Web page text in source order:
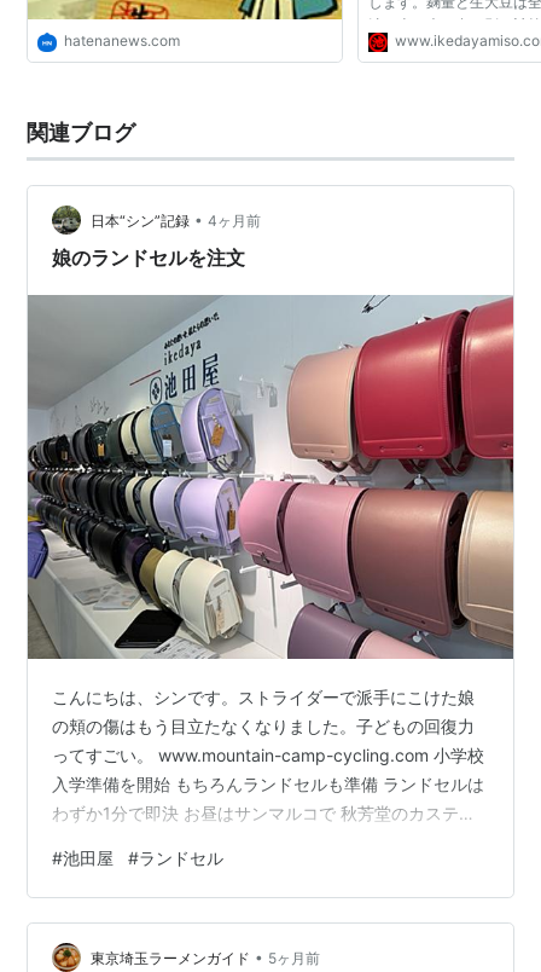
hatenanews.com
汁は米・麦・合せ別に計
材料から作りたい味噌の
関連ブログ
日本“シン”記録 • 4ヶ月前
娘のランドセルを注文
こんにちは、シンです。ストライダーで派手にこけた娘
の頬の傷はもう目立たなくなりました。子どもの回復力
ってすごい。 www.mountain-camp-cycling.com 小学校
入学準備を開始 もちろんランドセルも準備 ランドセルは
わずか1分で即決 お昼はサンマルコで 秋芳堂のカステラ
稚園で言うところの年長さん、来年はいよいよ小学生で
す。昨年から始めているベネッセの「こどもちゃれん
じ」は4月号から「じゃんぷ」になり、そして早々に「チ
ャレンジ1ねんせい」の案内が。早期に申し込みをすると
#池田屋 #ランドセル
東京埼玉ラーメンガイド • 5ヶ月前